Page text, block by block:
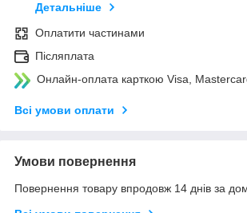
Детальніше
Оплатити частинами
Післяплата
Онлайн-оплата карткою Visa,
Всі умови оплати
Умови повернення
Повернення товару впродовж 14 днів за